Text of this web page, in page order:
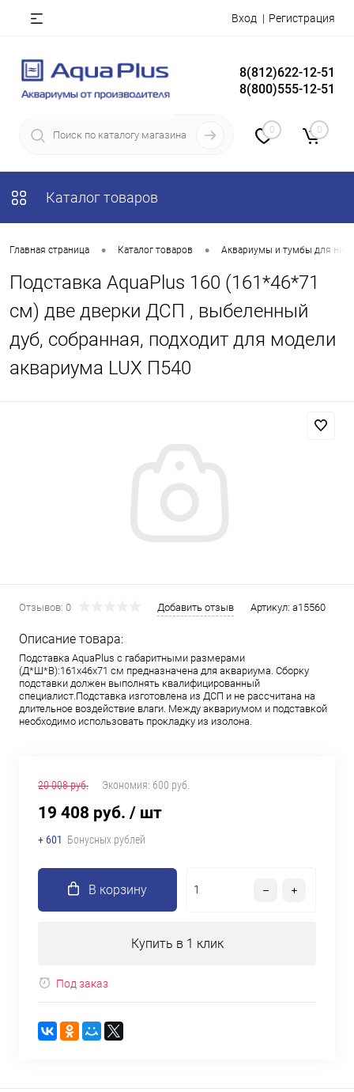
Вход Регистрация
8(812)622-12-51
8(800)555-12-51
0 0
Каталог товаров
Главная страница • Каталог товаров • Аквариумы и тумбы для них
Подставка AquaPlus 160 (161*46*71
см) две дверки ДСП , выбеленный
дуб, собранная, подходит для модели
аквариума LUX П540
Отзывов: 0 Добавить отзыв Артикул: a15560
Описание товара:
Подставка AquaPlus с габаритными размерами
(Д*Ш*В):161x46x71 см предназначена для аквариума. Сборку
подставки должен выполнять квалифицированный
специалист.Подставка изготовлена из ДСП и не рассчитана на
длительное воздействие влаги. Между аквариумом и подставкой
необходимо использовать прокладку из изолона.
20 008 руб. Экономия: 600 руб.
19 408 руб. / шт
+ 601 Бонусных рублей
В корзину
Купить в 1 клик
Под заказ